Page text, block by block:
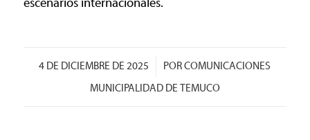
escenarios internacionales.
4 DE DICIEMBRE DE 2025
/ PORCOMUNICACIONES
MUNICIPALIDAD DE TEMUCO